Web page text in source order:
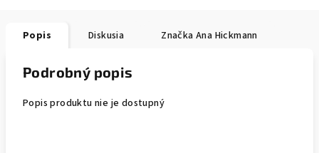
Popis Diskusia Značka Ana Hickmann
Podrobný popis
Popis produktu nie je dostupný